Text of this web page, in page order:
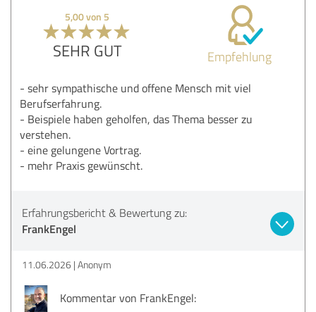
5,00 von 5
SEHR GUT Empfehlung
- sehr sympathische und offene Mensch mit viel
Berufserfahrung.
- Beispiele haben geholfen, das Thema besser zu
verstehen.
- eine gelungene Vortrag.
- mehr Praxis gewünscht.
Erfahrungsbericht & Bewertung zu:
FrankEngel
11.06.2026 Anonym
Kommentar von FrankEngel: